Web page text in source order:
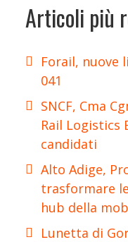
Articoli più
Forail, nuove
041
SNCF, Cma
Rail Logistics
candidati
Alto Adige,
trasformare
hub della
Lunetta di